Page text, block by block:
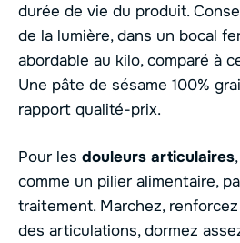
durée de vie du produit.
de la lumière, dans un bocal
abordable au kilo, comparé à
Une pâte de sésame 100%
rapport qualité-prix.
Pour les douleurs articulaires
comme un pilier alimentaire,
traitement. Marchez,
des articulations, dormez